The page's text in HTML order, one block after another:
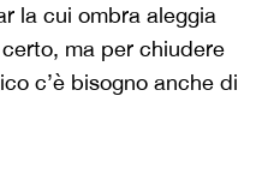
la cui ombra aleggia
ma per chiudere
c’è bisogno anche di